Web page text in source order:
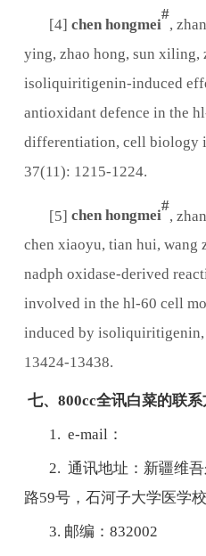
[4]chen hongmei
#
,
ying, zhao hong, sun xiling,
isoliquiritigenin-induced
antioxidant defence in the
differentiation, cell biology
37(11): 1215-1224.
[5]chen hongmei
#
,
chen xiaoyu, tian hui, wang
nadph oxidase-derived
involved in the hl-60 cell
induced by isoliquiritigenin,
13424-13438.
七、800cc全讯白菜的联系
1. e-mail：
2. 通讯地址：新疆维
路59号，石河子大学医学
3. 邮编：832002